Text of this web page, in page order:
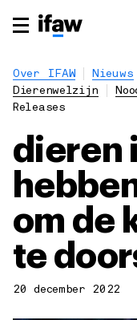
Over IFAW
Nieuws
Dierenwelzijn
Releases
dieren
om de
te
20 december 2022